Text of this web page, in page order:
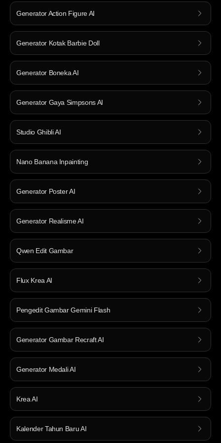
Generator Action Figure AI
Generator Kotak Barbie Doll
Generator Boneka AI
Generator Gaya Simpsons AI
Studio Ghibli AI
Nano Banana Inpainting
Generator Poster AI
Generator Realisme AI
Qwen Edit Gambar
Flux Krea AI
Pengedit Gambar Gemini Flash
Generator Gambar Recraft AI
Generator Medali AI
Krea AI
Kalender Tahun Baru AI